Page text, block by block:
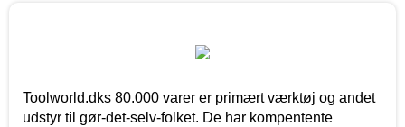
Toolworld.dks 80.000 varer er primært værktøj og andet
udstyr til gør-det-selv-folket. De har kompentente